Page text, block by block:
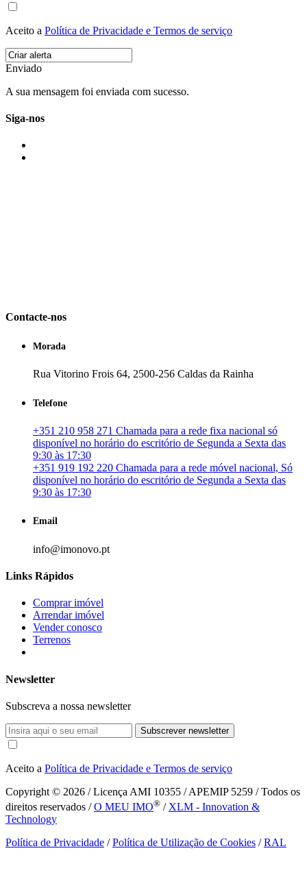
Aceito a Política de Privacidade e Termos de serviço
Enviado
A sua mensagem foi enviada com sucesso.
Siga-nos
Contacte-nos
Morada
Rua Vitorino Frois 64, 2500-256 Caldas da Rainha
Telefone
+351 210 958 271 Chamada para a rede fixa nacional só
disponível no horário do escritório de Segunda a Sexta das
9:30 às 17:30
+351 919 192 220 Chamada para a rede móvel nacional, Só
disponível no horário do escritório de Segunda a Sexta das
9:30 às 17:30
Email
info@imonovo.pt
Links Rápidos
Comprar imóvel
Arrendar imóvel
Vender conosco
Terrenos
Newsletter
Subscreva a nossa newsletter
Subscrever newsletter
Aceito a Política de Privacidade e Termos de serviço
Copyright © 2026 / Licença AMI 10355 / APEMIP 5259 / Todos os
direitos reservados /O MEU IMO® / XLM - Innovation &
Technology
Política de Privacidade /Política de Utilização de Cookies /RAL